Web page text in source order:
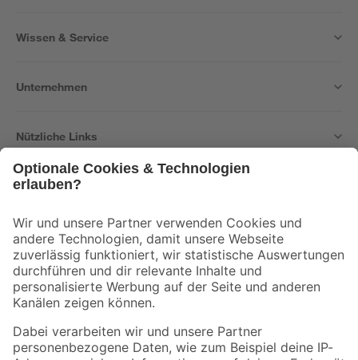
Wissen & Service
Unternehmen
Nützliche Links
Der toom Newsletter: Keine Angebote und Aktionen mehr verpassen!
Zur Newsletter Anmeldung
Folge uns